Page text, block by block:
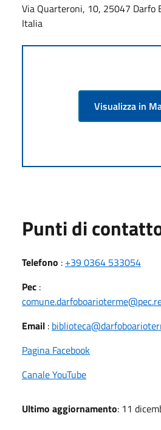
Via Quarteroni, 10, 25047 Darfo
Italia
Visualizza in
Punti di
Telefono : +39 0364 533054
Pec :
Email :
Pagina Facebook
Canale YouTube
Ultimo aggiornamento: 11